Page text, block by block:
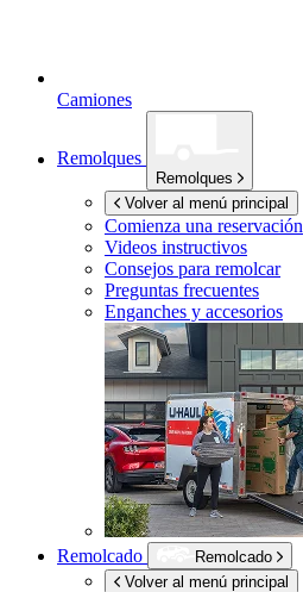
Camiones
Remolques
Remolques
Volver al menú principal
Comienza una reservación
Videos instructivos
Consejos para remolcar
Preguntas frecuentes
Enganches y accesorios
Remolcado
Remolcado
Volver al menú principal